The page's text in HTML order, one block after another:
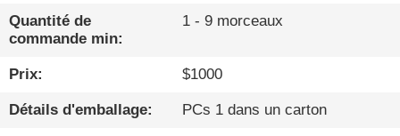
À
DE
NOUS
Quantité de
commande min:
1 - 9 morceaux
Prix: $1000
Détails d'emballage: PCs 1 dans un carton